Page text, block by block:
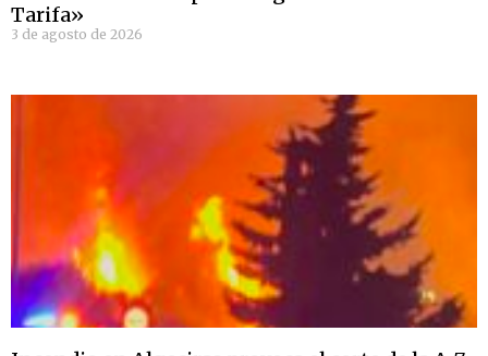
Tarifa»
3 de agosto de 2026